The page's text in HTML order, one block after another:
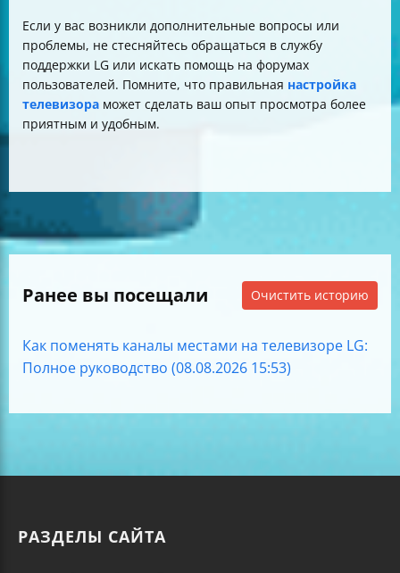
Если у вас возникли дополнительные вопросы или
проблемы, не стесняйтесь обращаться в службу
поддержки LG или искать помощь на форумах
пользователей. Помните, что правильная настройка
телевизора может сделать ваш опыт просмотра более
приятным и удобным.
Ранее вы посещали Очистить историю
Как поменять каналы местами на телевизоре LG:
Полное руководство (08.08.2026 15:53)
РАЗДЕЛЫ САЙТА